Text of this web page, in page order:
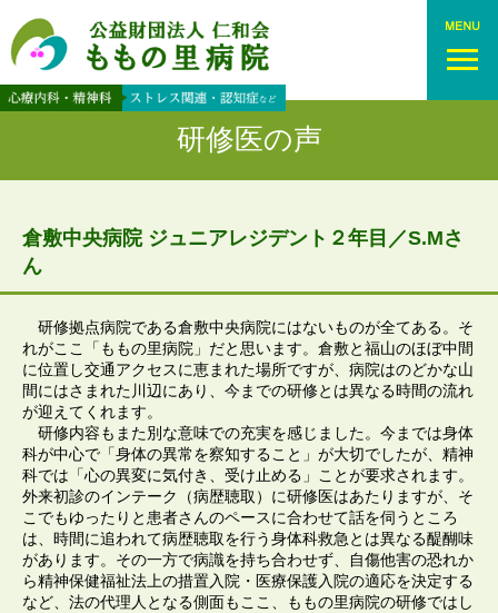
研修医の声
倉敷中央病院 ジュニアレジデント２年目／S.Mさ
ん
研修拠点病院である倉敷中央病院にはないものが全てある。そ
れがここ「ももの里病院」だと思います。倉敷と福山のほぼ中間
に位置し交通アクセスに恵まれた場所ですが、病院はのどかな山
間にはさまれた川辺にあり、今までの研修とは異なる時間の流れ
が迎えてくれます。
研修内容もまた別な意味での充実を感じました。今までは身体
科が中心で「身体の異常を察知すること」が大切でしたが、精神
科では「心の異変に気付き、受け止める」ことが要求されます。
外来初診のインテーク（病歴聴取）に研修医はあたりますが、そ
こでもゆったりと患者さんのペースに合わせて話を伺うところ
は、時間に追われて病歴聴取を行う身体科救急とは異なる醍醐味
があります。その一方で病識を持ち合わせず、自傷他害の恐れか
ら精神保健福祉法上の措置入院・医療保護入院の適応を決定する
など、法の代理人となる側面もここ、ももの里病院の研修ではし